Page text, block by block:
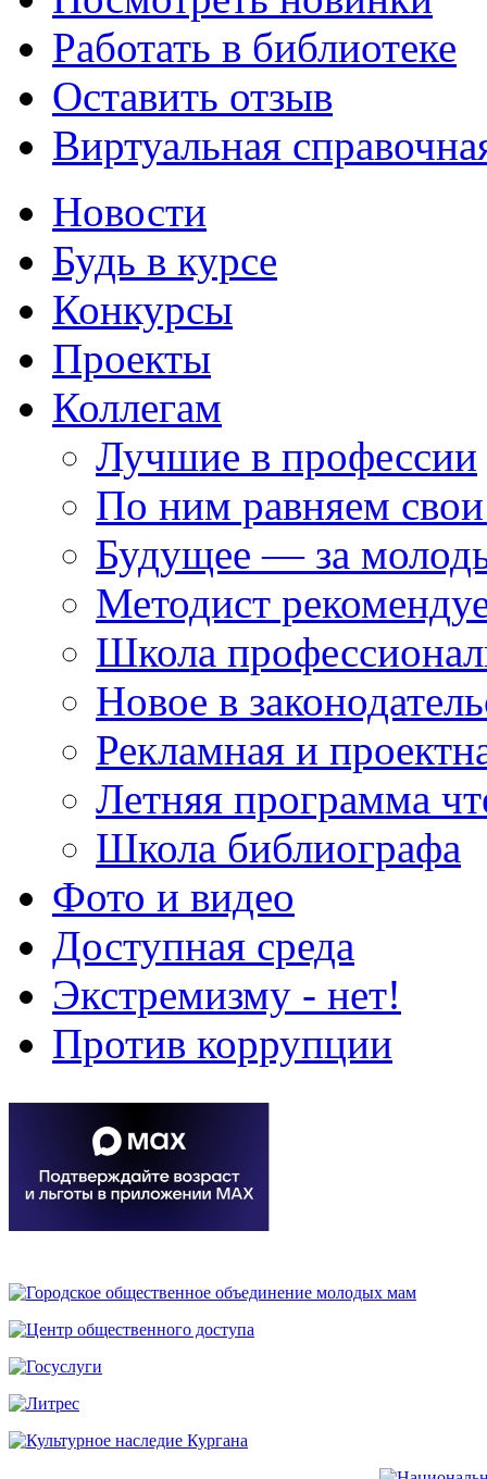
Работать в библиотеке
Оставить отзыв
Виртуальная
Новости
Будь в курсе
Конкурсы
Проекты
Коллегам
Лучшие в профессии
По ним равняем
Будущее — за
Методист
Школа
Новое в
Рекламная и
Летняя программа
Школа библиографа
Фото и видео
Доступная среда
Экстремизму - нет!
Против коррупции